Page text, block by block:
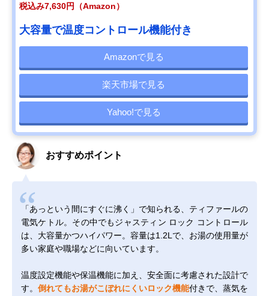
税込み7,630円（Amazon）
大容量で温度コントロール機能付き
Amazonで見る
楽天市場で見る
Yahoo!で見る
おすすめポイント
「あっという間にすぐに沸く」で知られる、ティファールの
電気ケトル。その中でもジャスティン ロック コントロール
は、大容量かつハイパワー。容量は1.2Lで、お湯の使用量が
多い家庭や職場などに向いています。
温度設定機能や保温機能に加え、安全面に考慮された設計で
す。 倒れてもお湯がこぼれにくいロック機能付きで、蒸気を